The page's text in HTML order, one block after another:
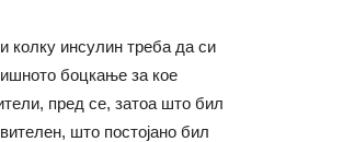
колку инсулин треба да си
боцкање за кое
пред се, затоа што бил
што постојано бил